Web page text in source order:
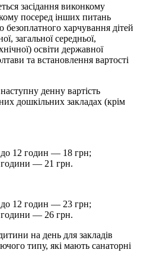
засідання виконкому
посеред інших питань
безоплатного харчування дітей
загальної середньої,
освіти державної
та встановлення вартості
денну вартість
дошкільних закладах (крім
12 годин — 18 грн;
години — 21 грн.
12 годин — 23 грн;
години — 26 грн.
на день для закладів
типу, які мають санаторні